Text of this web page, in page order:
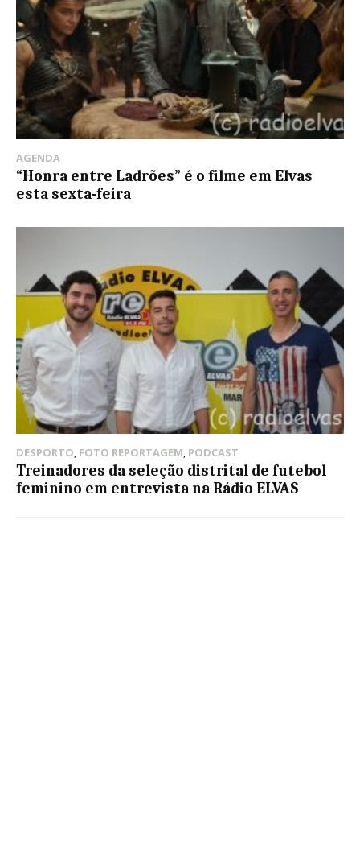
AGENDA
“Honra entre Ladrões” é o filme em Elvas
esta sexta-feira
DESPORTO, FOTO REPORTAGEM, PODCAST
Treinadores da seleção distrital de futebol
feminino em entrevista na Rádio ELVAS